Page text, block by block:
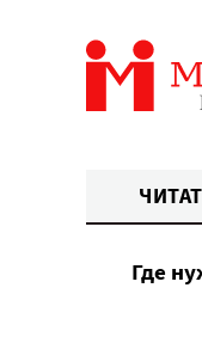
Где